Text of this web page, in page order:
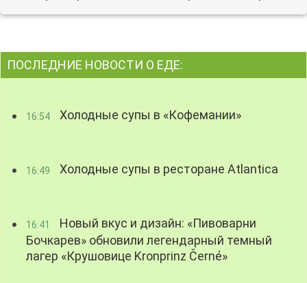
ПОСЛЕДНИЕ НОВОСТИ О ЕДЕ:
16:54 Холодные супы в «Кофемании»
16:49 Холодные супы в ресторане Atlantica
16:41
Новый вкус и дизайн: «Пивоварни
Бочкарев» обновили легендарный темный
лагер «Крушовице Kronprinz Černé»